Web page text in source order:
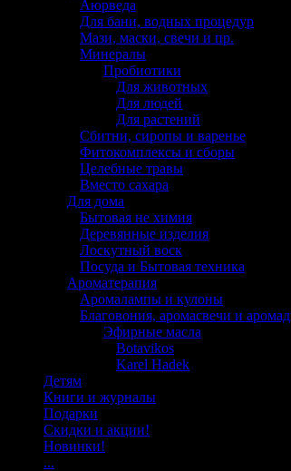
Аюрведа
Для бани, водных процедур
Мази, маски, свечи и пр.
Минералы
Пробиотики
Для животных
Для людей
Для растений
Сбитни, сиропы и варенье
Фитокомплексы и сборы
Целебные травы
Вместо сахара
Для дома
Бытовая не химия
Деревянные изделия
Лоскутный воск
Посуда и Бытовая техника
Ароматерапия
Аромалампы и кулоны
Благовония, аромасвечи и
Эфирные масла
Botavikos
Karel Hadek
Детям
Книги и журналы
Подарки
Скидки и акции!
Новинки!
...